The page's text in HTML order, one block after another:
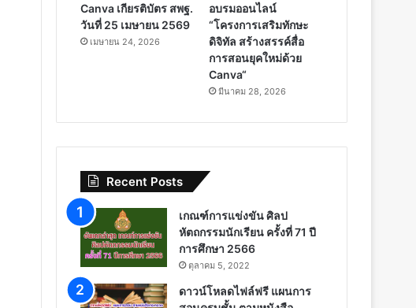
Canva เกียรติบัตร สพฐ.
วันที่ 25 เมษายน 2569
เมษายน 24, 2026
อบรมออนไลน์
“โครงการเสริมทักษะ
ดิจิทัล สร้างสรรค์สื่อ
การสอนยุคใหม่ด้วย
Canva“
มีนาคม 28, 2026
Recent Posts
เกณฑ์การแข่งขัน ศิลป
หัตถกรรมนักเรียน ครั้งที่ 71 ปี
การศึกษา 2566
ตุลาคม 5, 2022
ดาวน์โหลดไฟล์ฟรี แผนการ